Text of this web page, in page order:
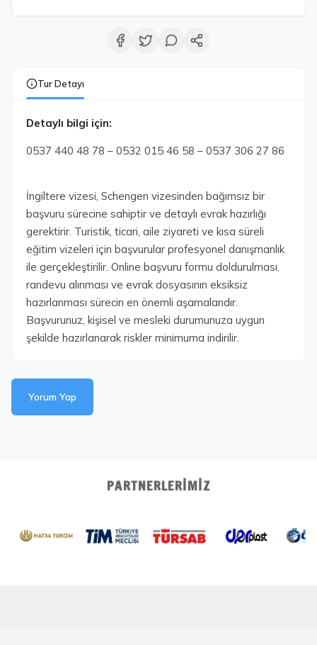
Tur Detayı
Detaylı bilgi için:
0537 440 48 78 – 0532 015 46 58 – 0537 306 27 86
İngiltere vizesi, Schengen vizesinden bağımsız bir
başvuru sürecine sahiptir ve detaylı evrak hazırlığı
gerektirir. Turistik, ticari, aile ziyareti ve kısa süreli
eğitim vizeleri için başvurular profesyonel danışmanlık
ile gerçekleştirilir. Online başvuru formu doldurulması,
randevu alınması ve evrak dosyasının eksiksiz
hazırlanması sürecin en önemli aşamalarıdır.
Başvurunuz, kişisel ve mesleki durumunuza uygun
şekilde hazırlanarak riskler minimuma indirilir.
Yorum Yap
PARTNERLERIMIZ